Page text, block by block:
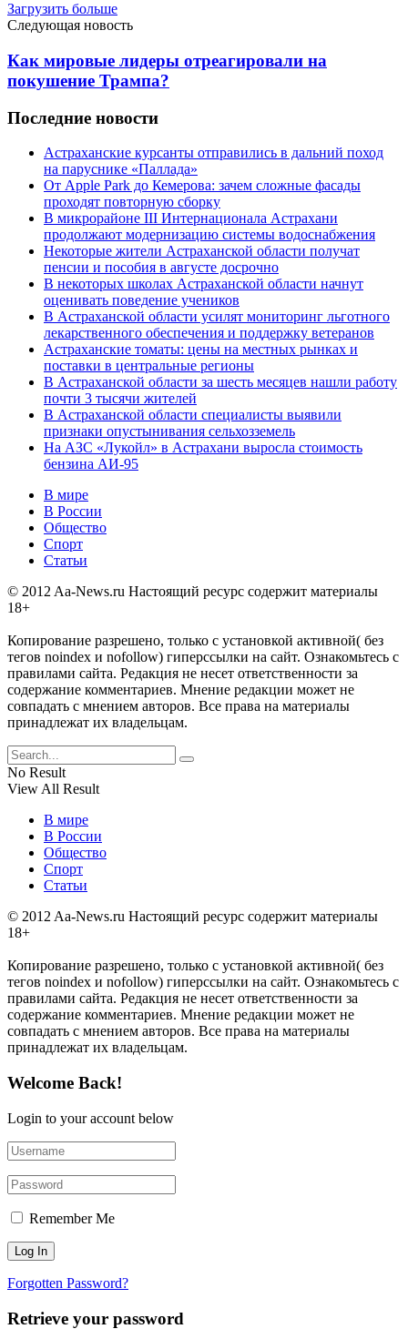
Загрузить больше
Следующая новость
Как мировые лидеры отреагировали на
покушение Трампа?
Последние новости
Астраханские курсанты отправились в дальний поход
на паруснике «Паллада»
От Apple Park до Кемерова: зачем сложные фасады
проходят повторную сборку
В микрорайоне III Интернационала Астрахани
продолжают модернизацию системы водоснабжения
Некоторые жители Астраханской области получат
пенсии и пособия в августе досрочно
В некоторых школах Астраханской области начнут
оценивать поведение учеников
В Астраханской области усилят мониторинг льготного
лекарственного обеспечения и поддержку ветеранов
Астраханские томаты: цены на местных рынках и
поставки в центральные регионы
В Астраханской области за шесть месяцев нашли работу
почти 3 тысячи жителей
В Астраханской области специалисты выявили
признаки опустынивания сельхозземель
На АЗС «Лукойл» в Астрахани выросла стоимость
бензина АИ-95
В мире
В России
Общество
Спорт
Статьи
© 2012 Aa-News.ru Настоящий ресурс содержит материалы
18+
Копирование разрешено, только с установкой активной( без
тегов noindex и nofollow) гиперссылки на сайт. Ознакомьтесь с
правилами сайта. Редакция не несет ответственности за
содержание комментариев. Мнение редакции может не
совпадать с мнением авторов. Все права на материалы
принадлежат их владельцам.
No Result
View All Result
В мире
В России
Общество
Спорт
Статьи
© 2012 Aa-News.ru Настоящий ресурс содержит материалы
18+
Копирование разрешено, только с установкой активной( без
тегов noindex и nofollow) гиперссылки на сайт. Ознакомьтесь с
правилами сайта. Редакция не несет ответственности за
содержание комментариев. Мнение редакции может не
совпадать с мнением авторов. Все права на материалы
принадлежат их владельцам.
Welcome Back!
Login to your account below
Remember Me
Forgotten Password?
Retrieve your password